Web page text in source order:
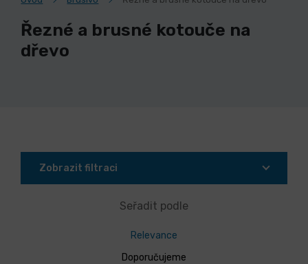
Řezné a brusné kotouče na
dřevo
Zobrazit filtraci
Seřadit podle
Relevance
Doporučujeme